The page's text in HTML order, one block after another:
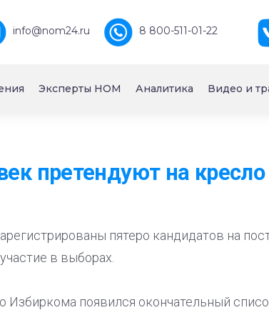
info@nom24.ru 8 800-511-01-22
Эксперты НОМ Аналитика Видео и
претендуют на
пятеро кандидатов на
в выборах.
Избиркома появился окончательный